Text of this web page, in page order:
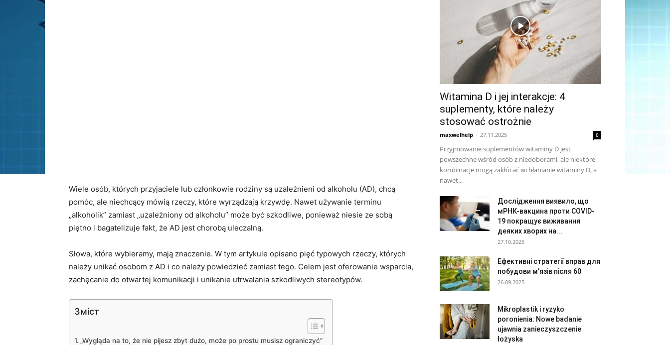
Wiele osób, których przyjaciele lub członkowie rodziny są uzależnieni od alkoholu (AD), chcą
pomóc, ale niechcący mówią rzeczy, które wyrządzają krzywdę. Nawet używanie terminu
„alkoholik” zamiast „uzależniony od alkoholu” może być szkodliwe, ponieważ niesie ze sobą
piętno i bagatelizuje fakt, że AD jest chorobą uleczalną.
Słowa, które wybieramy, mają znaczenie. W tym artykule opisano pięć typowych rzeczy, których
należy unikać osobom z AD i co należy powiedzieć zamiast tego. Celem jest oferowanie wsparcia,
zachęcanie do otwartej komunikacji i unikanie utrwalania szkodliwych stereotypów.
Зміст
„Wygląda na to, że nie pijesz zbyt dużo, może po prostu musisz ograniczyć”
Witamina D i jej interakcje: 4
suplementy, które należy
stosować ostrożnie
maxwelhelp - 27.11.2025 0
Przyjmowanie suplementów witaminy D jest
powszechne wśród osób z niedoborami, ale niektóre
kombinacje mogą zakłócać wchłanianie witaminy D, a
nawet...
Дослідження виявило, що
мРНК-вакцина проти COVID-
19 покращує виживання
деяких хворих на...
27.10.2025
Ефективні стратегії вправ для
побудови м’язів після 60
26.09.2025
Mikroplastik i ryzyko
poronienia: Nowe badanie
ujawnia zanieczyszczenie
łożyska